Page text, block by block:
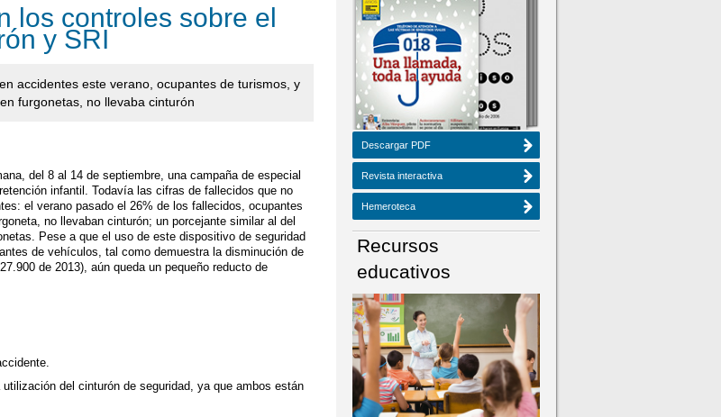
los controles sobre el
y SRI
accidentes este verano, ocupantes de turismos, y
furgonetas, no llevaba cinturón
del 8 al 14 de septiembre, una campaña de especial
infantil. Todavía las cifras de fallecidos que no
el verano pasado el 26% de los fallecidos, ocupantes
no llevaban cinturón; un porcejante similar al del
Pese a que el uso de este dispositivo de seguridad
de vehículos, tal como demuestra la disminución de
de 2013), aún queda un pequeño reducto de
del cinturón de seguridad, ya que ambos están
Descargar PDF
Revista interactiva
Hemeroteca
Recursos
educativos